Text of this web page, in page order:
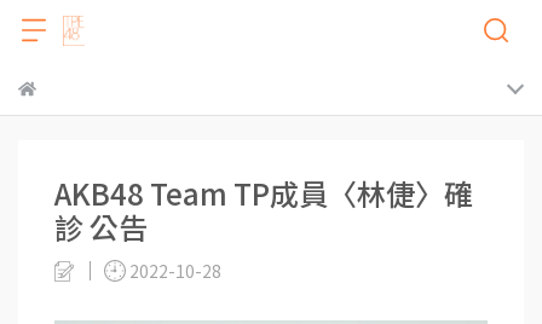
AKB48 Team TP成員〈林倢〉確
診 公告
2022-10-28